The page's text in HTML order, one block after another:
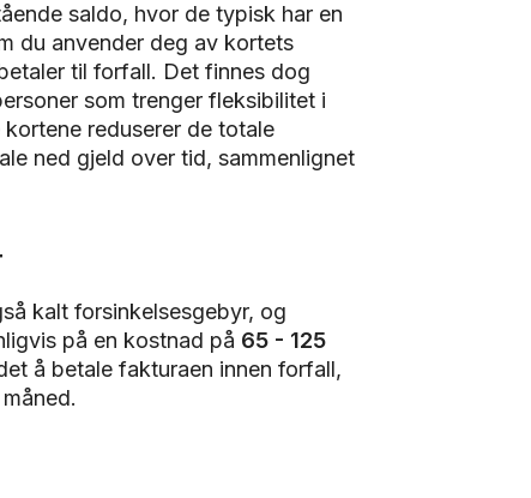
saldo, hvor de typisk har en
du anvender deg av kortets
til forfall. Det finnes dog
som trenger fleksibilitet i
reduserer de totale
ned gjeld over tid, sammenlignet
kalt forsinkelsesgebyr, og
på en kostnad på 65 - 125
å betale fakturaen innen forfall,